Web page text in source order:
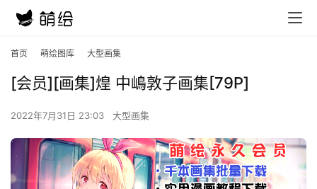
首页 萌绘图库 大型画集
[会员][画集]煌 中嶋敦子画集[79P]
2022年7月31日 23:03 大型画集